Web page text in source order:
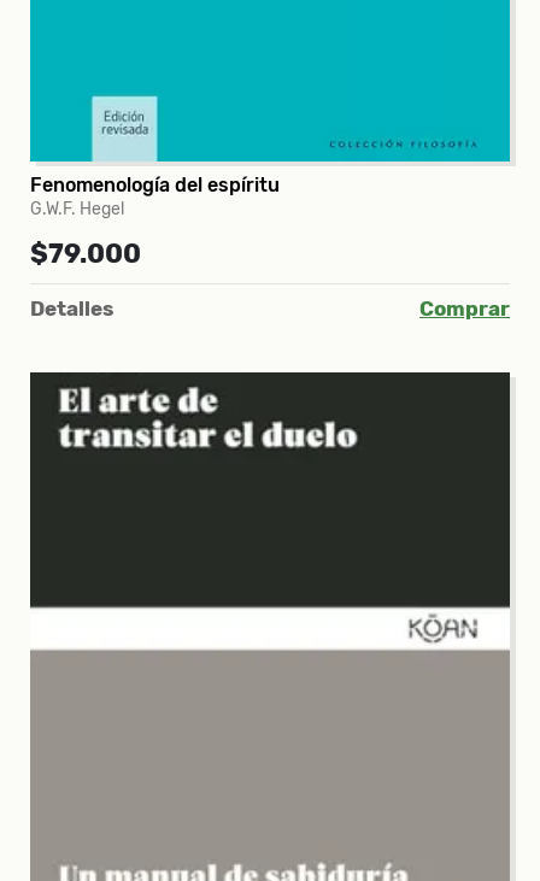
Fenomenología del espíritu
G.W.F. Hegel
$79.000
Detalles Comprar